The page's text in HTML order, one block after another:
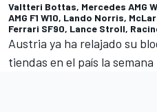
Valtteri Bottas, Mercedes AMG
AMG F1 W10, Lando Norris,
Ferrari SF90, Lance Stroll,
Austria ya ha relajado su
tiendas en el país la semana